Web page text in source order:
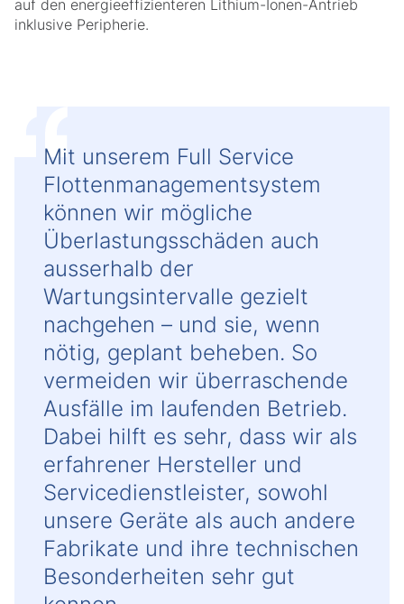
auf den energieeffizienteren Lithium-Ionen-Antrieb
inklusive Peripherie.
Mit unserem Full Service
Flottenmanagementsystem
können wir mögliche
Überlastungsschäden auch
ausserhalb der
Wartungsintervalle gezielt
nachgehen – und sie, wenn
nötig, geplant beheben. So
vermeiden wir überraschende
Ausfälle im laufenden Betrieb.
Dabei hilft es sehr, dass wir als
erfahrener Hersteller und
Servicedienstleister, sowohl
unsere Geräte als auch andere
Fabrikate und ihre technischen
Besonderheiten sehr gut